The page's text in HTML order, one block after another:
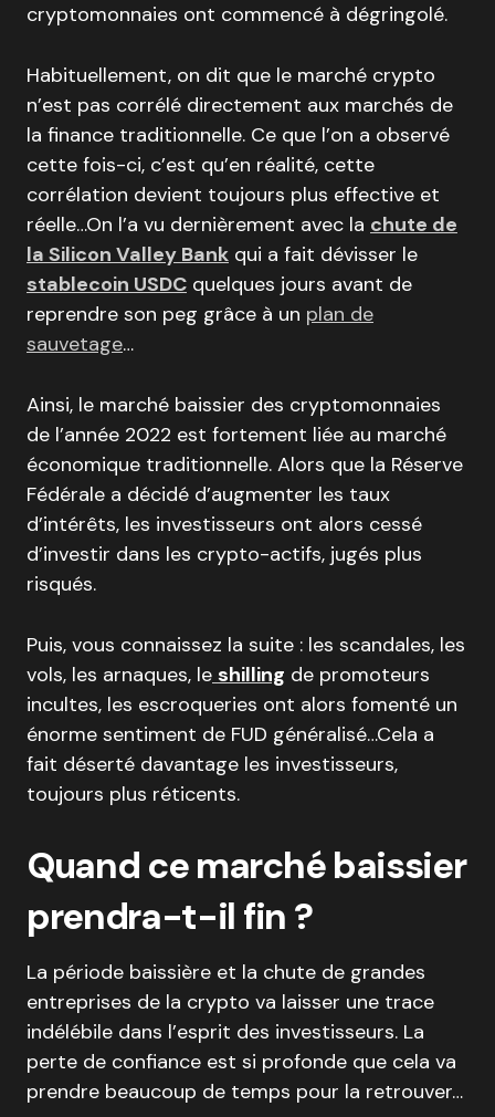
cryptomonnaies ont commencé à dégringolé.
Habituellement, on dit que le marché crypto
n’est pas corrélé directement aux marchés de
la finance traditionnelle. Ce que l’on a observé
cette fois-ci, c’est qu’en réalité, cette
corrélation devient toujours plus effective et
réelle…On l’a vu dernièrement avec la chute de
la Silicon Valley Bank qui a fait dévisser le
stablecoin USDC quelques jours avant de
reprendre son peg grâce à un plan de
sauvetage…
Ainsi, le marché baissier des cryptomonnaies
de l’année 2022 est fortement liée au marché
économique traditionnelle. Alors que la Réserve
Fédérale a décidé d’augmenter les taux
d’intérêts, les investisseurs ont alors cessé
d’investir dans les crypto-actifs, jugés plus
risqués.
Puis, vous connaissez la suite : les scandales, les
vols, les arnaques, le shilling de promoteurs
incultes, les escroqueries ont alors fomenté un
énorme sentiment de FUD généralisé…Cela a
fait déserté davantage les investisseurs,
toujours plus réticents.
Quand ce marché baissier
prendra-t-il fin ?
La période baissière et la chute de grandes
entreprises de la crypto va laisser une trace
indélébile dans l’esprit des investisseurs. La
perte de confiance est si profonde que cela va
prendre beaucoup de temps pour la retrouver…